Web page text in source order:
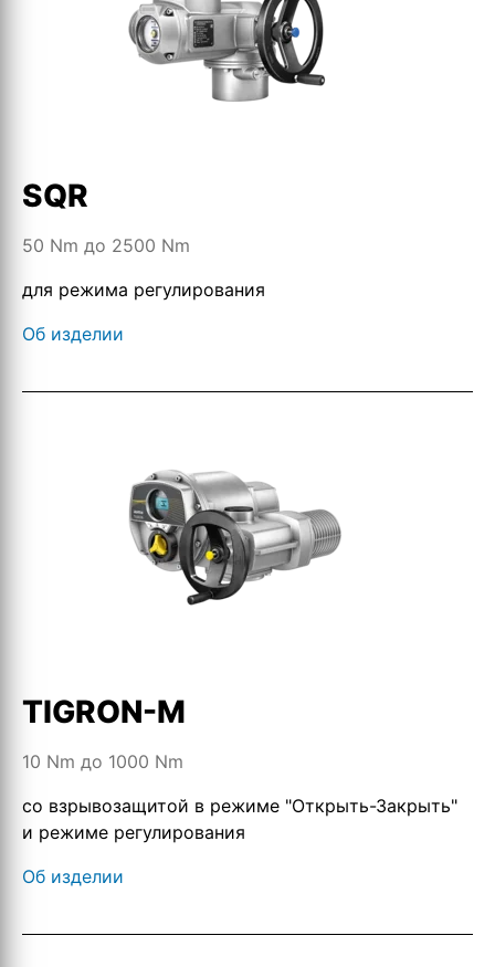
SQR
50 Nm до 2500 Nm
для режима регулирования
Об изделии
TIGRON-M
10 Nm до 1000 Nm
со взрывозащитой в режиме "Открыть-Закрыть"
и режиме регулирования
Об изделии